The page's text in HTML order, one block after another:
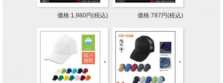
価格:1,980円(税込) 価格:787円(税込)